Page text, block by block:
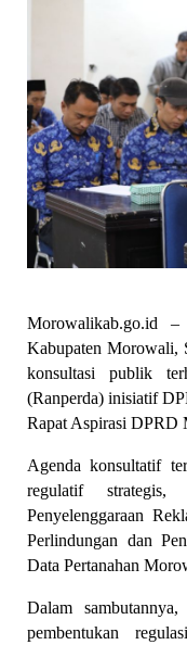
Morowalikab.go.id
Kabupaten Morowali,
konsultasi publik
(Ranperda) inisiatif
Rapat Aspirasi DPRD
Agenda konsultatif
regulatif strategis,
Penyelenggaraan
Perlindungan dan
Data Pertanahan
Dalam
pembentukan